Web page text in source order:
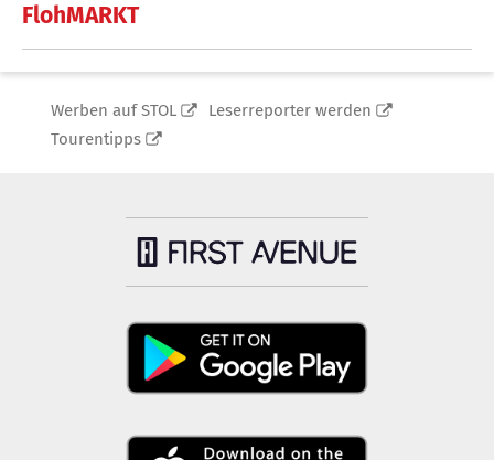
FlohMARKT
Werben auf STOL
Leserreporter werden
Tourentipps